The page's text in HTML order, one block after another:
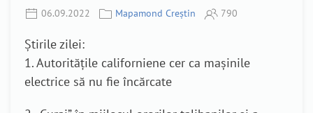
06.09.2022 Mapamond Creștin 790
Știrile zilei:
1. Autoritățile californiene cer ca mașinile
electrice să nu fie încărcate